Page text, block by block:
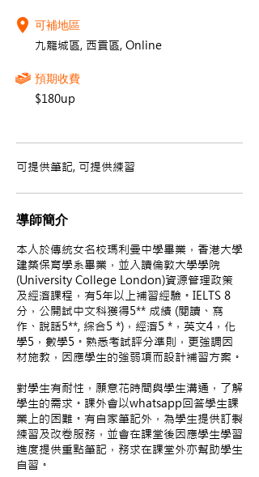
可補地區
九龍城區, 西貢區, Online
預期收費
$180up
可提供筆記, 可提供練習
導師簡介
本人於傳統女名校瑪利曼中學畢業，香港大學
建築保育學系畢業，並入讀倫敦大學學院
(University College London)資源管理政策
及經濟課程，有5年以上補習經驗。IELTS 8
分，公開試中文科獲得5** 成績 (閱讀、寫
作、說話5**, 綜合5 *)，經濟5 *，英文4，化
學5，數學5。熟悉考試評分準則，更強調因
材施教，因應學生的強弱項而設計補習方案。
對學生有耐性，願意花時間與學生溝通，了解
學生的需求。課外會以whatsapp回答學生課
業上的困難。有自家筆記外，為學生提供訂製
練習及改卷服務，並會在課堂後因應學生學習
進度提供重點筆記，務求在課堂外亦幫助學生
自習。